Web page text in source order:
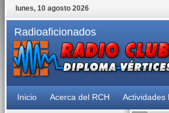
lunes, 10 agosto 2026
Radioaficionados
Inicio Acerca del RCH Actividades